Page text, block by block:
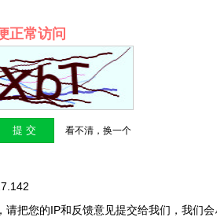
正常访问
看不清，换一个
请把您的IP和反馈意见提交给我们，我们